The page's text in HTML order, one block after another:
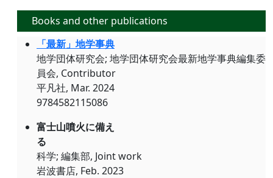
Books and other publications
「最新」地学事典
地学団体研究会; 地学団体研究会最新地学事典編集委
員会, Contributor
平凡社, Mar. 2024
9784582115086
富士山噴火に備え
る
科学; 編集部, Joint work
岩波書店, Feb. 2023